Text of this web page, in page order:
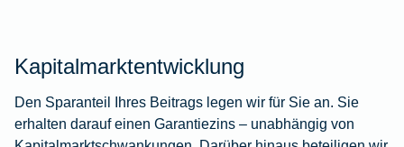
Kapitalmarktentwicklung
Den Sparanteil Ihres Beitrags legen wir für Sie an. Sie
erhalten darauf einen Garantiezins – unabhängig von